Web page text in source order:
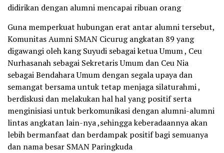
didirikan dengan alumni mencapai ribuan orang
Guna memperkuat hubungan erat antar alumni tersebut,
Komunitas Aumni SMAN Cicurug angkatan 89 yang
digawangi oleh kang Suyudi sebagai ketua Umum , Ceu
Nurhasanah sebagai Sekretaris Umum dan Ceu Nia
sebagai Bendahara Umum dengan segala upaya dan
semangat bersama untuk tetap menjaga silaturahmi ,
berdiskusi dan melakukan hal hal yang positif serta
menginisiasi untuk berkomunikasi dengan alumni-alumni
lintas angkatan lain-nya ,sehingga keberadaannya akan
lebih bermanfaat dan berdampak positif bagi semuanya
dan nama besar SMAN Paringkuda